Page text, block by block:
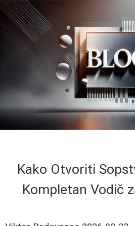
Kako Otvoriti
Kompletan Vodič